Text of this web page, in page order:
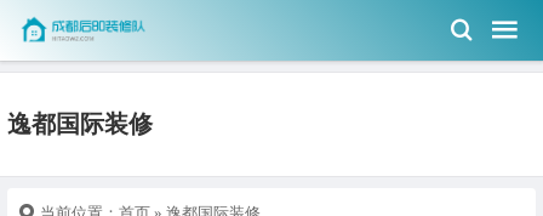
逸都国际装修